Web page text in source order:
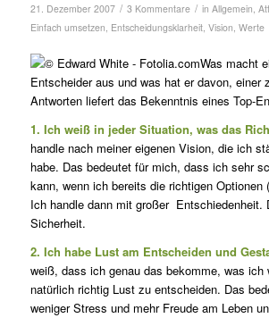
21. Dezember 2007 / 3 Kommentare / in Allgemein,
Einfach umsetzen, Entscheidungsklarheit, Vision, Werte
Was macht
Entscheider aus und was hat er davon, einer
Antworten liefert das Bekenntnis eines Top-
1. Ich weiß in jeder Situation, was das
handle nach meiner eigenen Vision, die ich
habe. Das bedeutet für mich, dass ich sehr
kann, wenn ich bereits die richtigen Optionen
Ich handle dann mit großer Entschiedenheit.
Sicherheit.
2. Ich habe Lust am Entscheiden und
weiß, dass ich genau das bekomme, was ich
natürlich richtig Lust zu entscheiden. Das
weniger Stress und mehr Freude am Leben